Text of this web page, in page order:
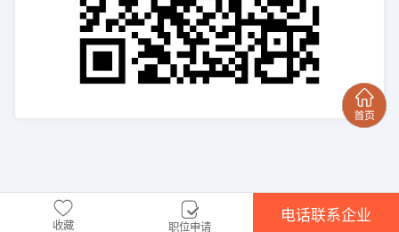
收藏 职位申请
电话联系企业